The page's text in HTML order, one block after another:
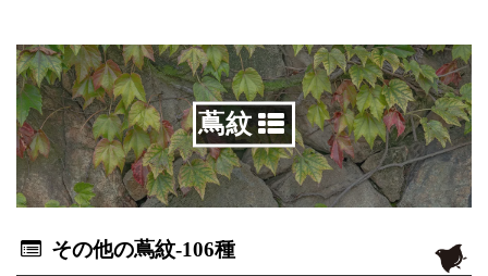
蔦紋
その他の蔦紋-106種